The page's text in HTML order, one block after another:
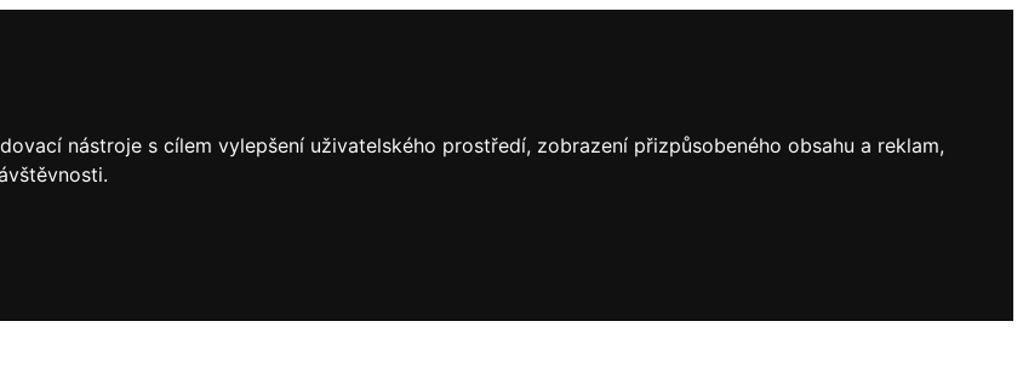
nástroje s cílem vylepšení uživatelského prostředí, zobrazení přizpůsobeného obsahu a reklam,